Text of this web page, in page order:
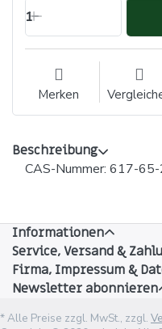
1
Merken
Beschreibung
CAS-Nummer: 617-
Informationen
Service, Versand &
Firma, Impressum &
Newsletter abonnieren
* Alle Preise zzgl. MwSt., zzgl.